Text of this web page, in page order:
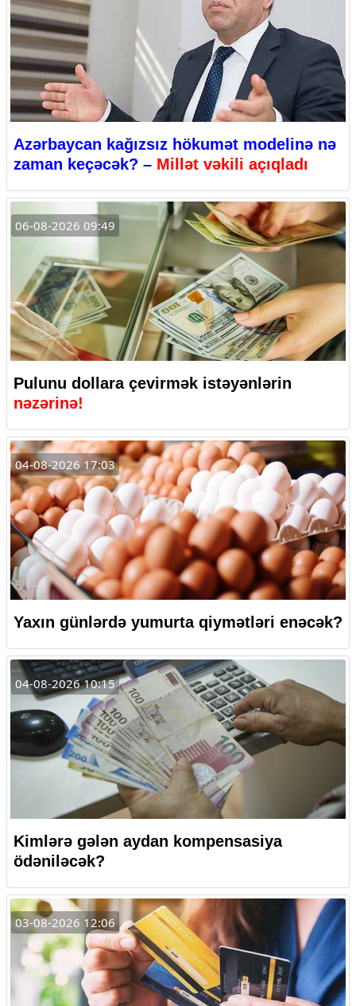
Azərbaycan kağızsız hökumət modelinə nə
zaman keçəcək? – Millət vəkili açıqladı
06-08-2026 09:49
Pulunu dollara çevirmək istəyənlərin
nəzərinə!
04-08-2026 17:03
Yaxın günlərdə yumurta qiymətləri enəcək?
04-08-2026 10:15
Kimlərə gələn aydan kompensasiya
ödəniləcək?
03-08-2026 12:06